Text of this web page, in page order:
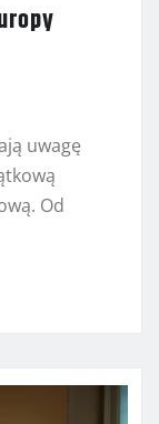
uwagę
Od